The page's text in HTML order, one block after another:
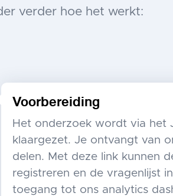
verder hoe het werkt:
Voorbereiding
Het onderzoek wordt via het
klaargezet. Je ontvangt van
delen. Met deze link kunnen
registreren en de vragenlijst
toegang tot ons analytics